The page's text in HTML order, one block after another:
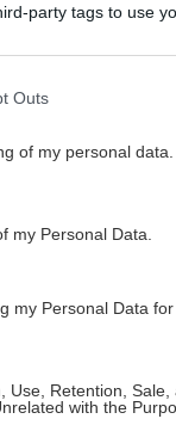
party tags to use
Outs
of my personal data.
my Personal Data.
my Personal Data for
Use, Retention, Sale,
with the